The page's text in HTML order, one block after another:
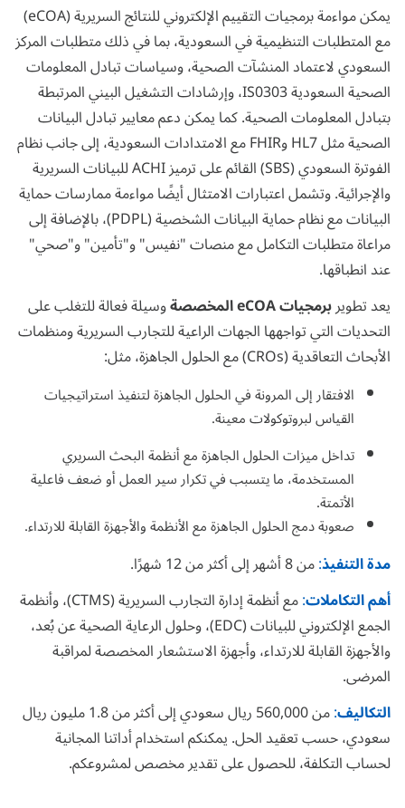
يمكن مواءمة برمجيات التقييم الإلكتروني للنتائج السريرية (eCOA)
مع المتطلبات التنظيمية في السعودية، بما في ذلك متطلبات المركز
السعودي لاعتماد المنشآت الصحية، وسياسات تبادل المعلومات
الصحية السعودية IS0303، وإرشادات التشغيل البيني المرتبطة
بتبادل المعلومات الصحية. كما يمكن دعم معايير تبادل البيانات
الصحية مثل HL7 وFHIR مع الامتدادات السعودية، إلى جانب نظام
الفوترة السعودي (SBS) القائم على ترميز ACHI للبيانات السريرية
والإجرائية. وتشمل اعتبارات الامتثال أيضًا مواءمة ممارسات حماية
البيانات مع نظام حماية البيانات الشخصية (PDPL)، بالإضافة إلى
مراعاة متطلبات التكامل مع منصات "نفيس" و"تأمين" و"صحي"
عند انطباقها.
يعد تطويربرمجيات eCOA المخصصة
وسيلة فعالة للتغلب على
التحديات التي تواجهها الجهات الراعية للتجارب السريرية ومنظمات
الأبحاث التعاقدية (CROs) مع الحلول الجاهزة، مثل:
الافتقار إلى المرونة في الحلول الجاهزة لتنفيذ استراتيجيات
القياس لبروتوكولات معينة.
تداخل ميزات الحلول الجاهزة مع أنظمة البحث السريري
المستخدمة، ما يتسبب في تكرار سير العمل أو ضعف فاعلية
الأتمتة.
صعوبة دمج الحلول الجاهزة مع الأنظمة والأجهزة القابلة للارتداء.
مدة التنفيذ:من 8 أشهر إلى أكثر من 12 شهرًا.
أهم التكاملات:
مع أنظمة إدارة التجارب السريرية (CTMS)، وأنظمة
الجمع الإلكتروني للبيانات (EDC)، وحلول الرعاية الصحية عن بُعد،
والأجهزة القابلة للارتداء، وأجهزة الاستشعار المخصصة لمراقبة
المرضى.
التكاليف:
من 560,000 ريال سعودي إلى أكثر من 1.8 مليون ريال
سعودي، حسب تعقيد الحل. يمكنكماستخدام أداتنا المجانية
لحساب التكلفة، للحصول على تقدير مخصص لمشروعكم.